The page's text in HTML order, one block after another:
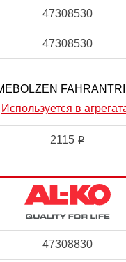
47308530
47308530
Используется в
2115 i
47308830